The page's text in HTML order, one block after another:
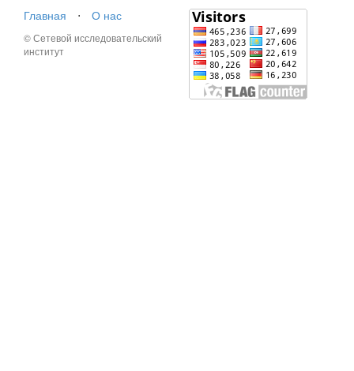
Главная
⋅ О нас
© Сетевой исследовательский
институт